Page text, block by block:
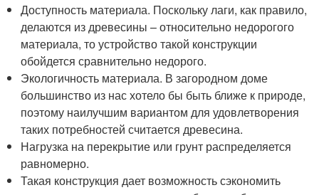
Доступность материала. Поскольку лаги, как правило,
делаются из древесины – относительно недорогого
материала, то устройство такой конструкции
обойдется сравнительно недорого.
Экологичность материала. В загородном доме
большинство из нас хотело бы быть ближе к природе,
поэтому наилучшим вариантом для удовлетворения
таких потребностей считается древесина.
Нагрузка на перекрытие или грунт распределяется
равномерно.
Такая конструкция дает возможность сэкономить